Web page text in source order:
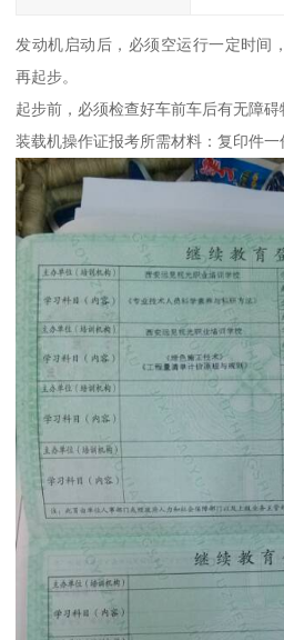
发动机启动后，必须空运行一定时间
再起步。
起步前，必须检查好车前车后有无障碍
装载机操作证报考所需材料：复印件